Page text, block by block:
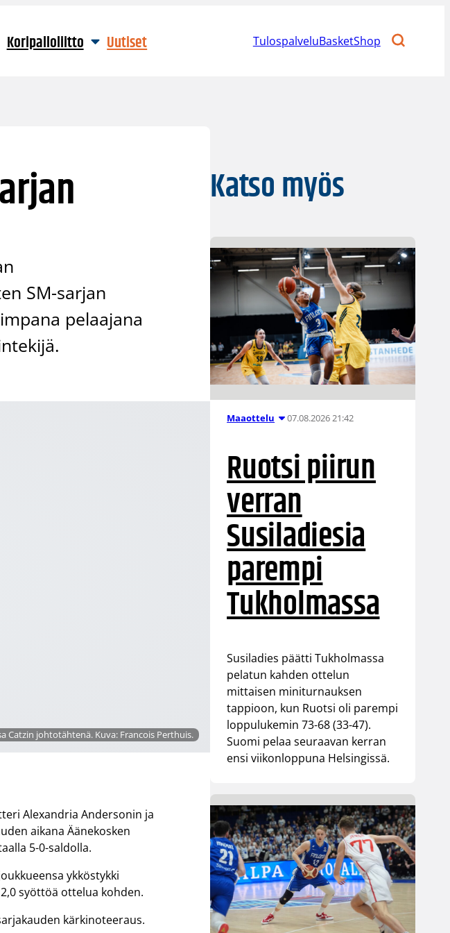
Koripalloliitto Uutiset TulospalveluBasketShop
SM-sarjan
pelaajana
Catzin johtotähtenä. Kuva: Francois Perthuis.
Alexandria Andersonin ja
aikana Äänekosken
5-0-saldolla.
ykköstykki
syöttöä ottelua kohden.
kärkinoteeraus.
Katso myös
Maaottelu 07.08.2026 21:42
Ruotsi piirun
verran
Susiladiesia
parempi
Tukholmassa
Susiladies päätti Tukholmassa
pelatun kahden ottelun
mittaisen miniturnauksen
tappioon, kun Ruotsi oli parempi
loppulukemin 73-68 (33-47).
Suomi pelaa seuraavan kerran
ensi viikonloppuna Helsingissä.